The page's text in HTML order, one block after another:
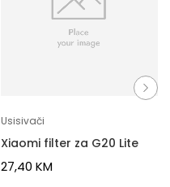
Usisivači
Xiaomi filter za G20 Lite
27,40 KM